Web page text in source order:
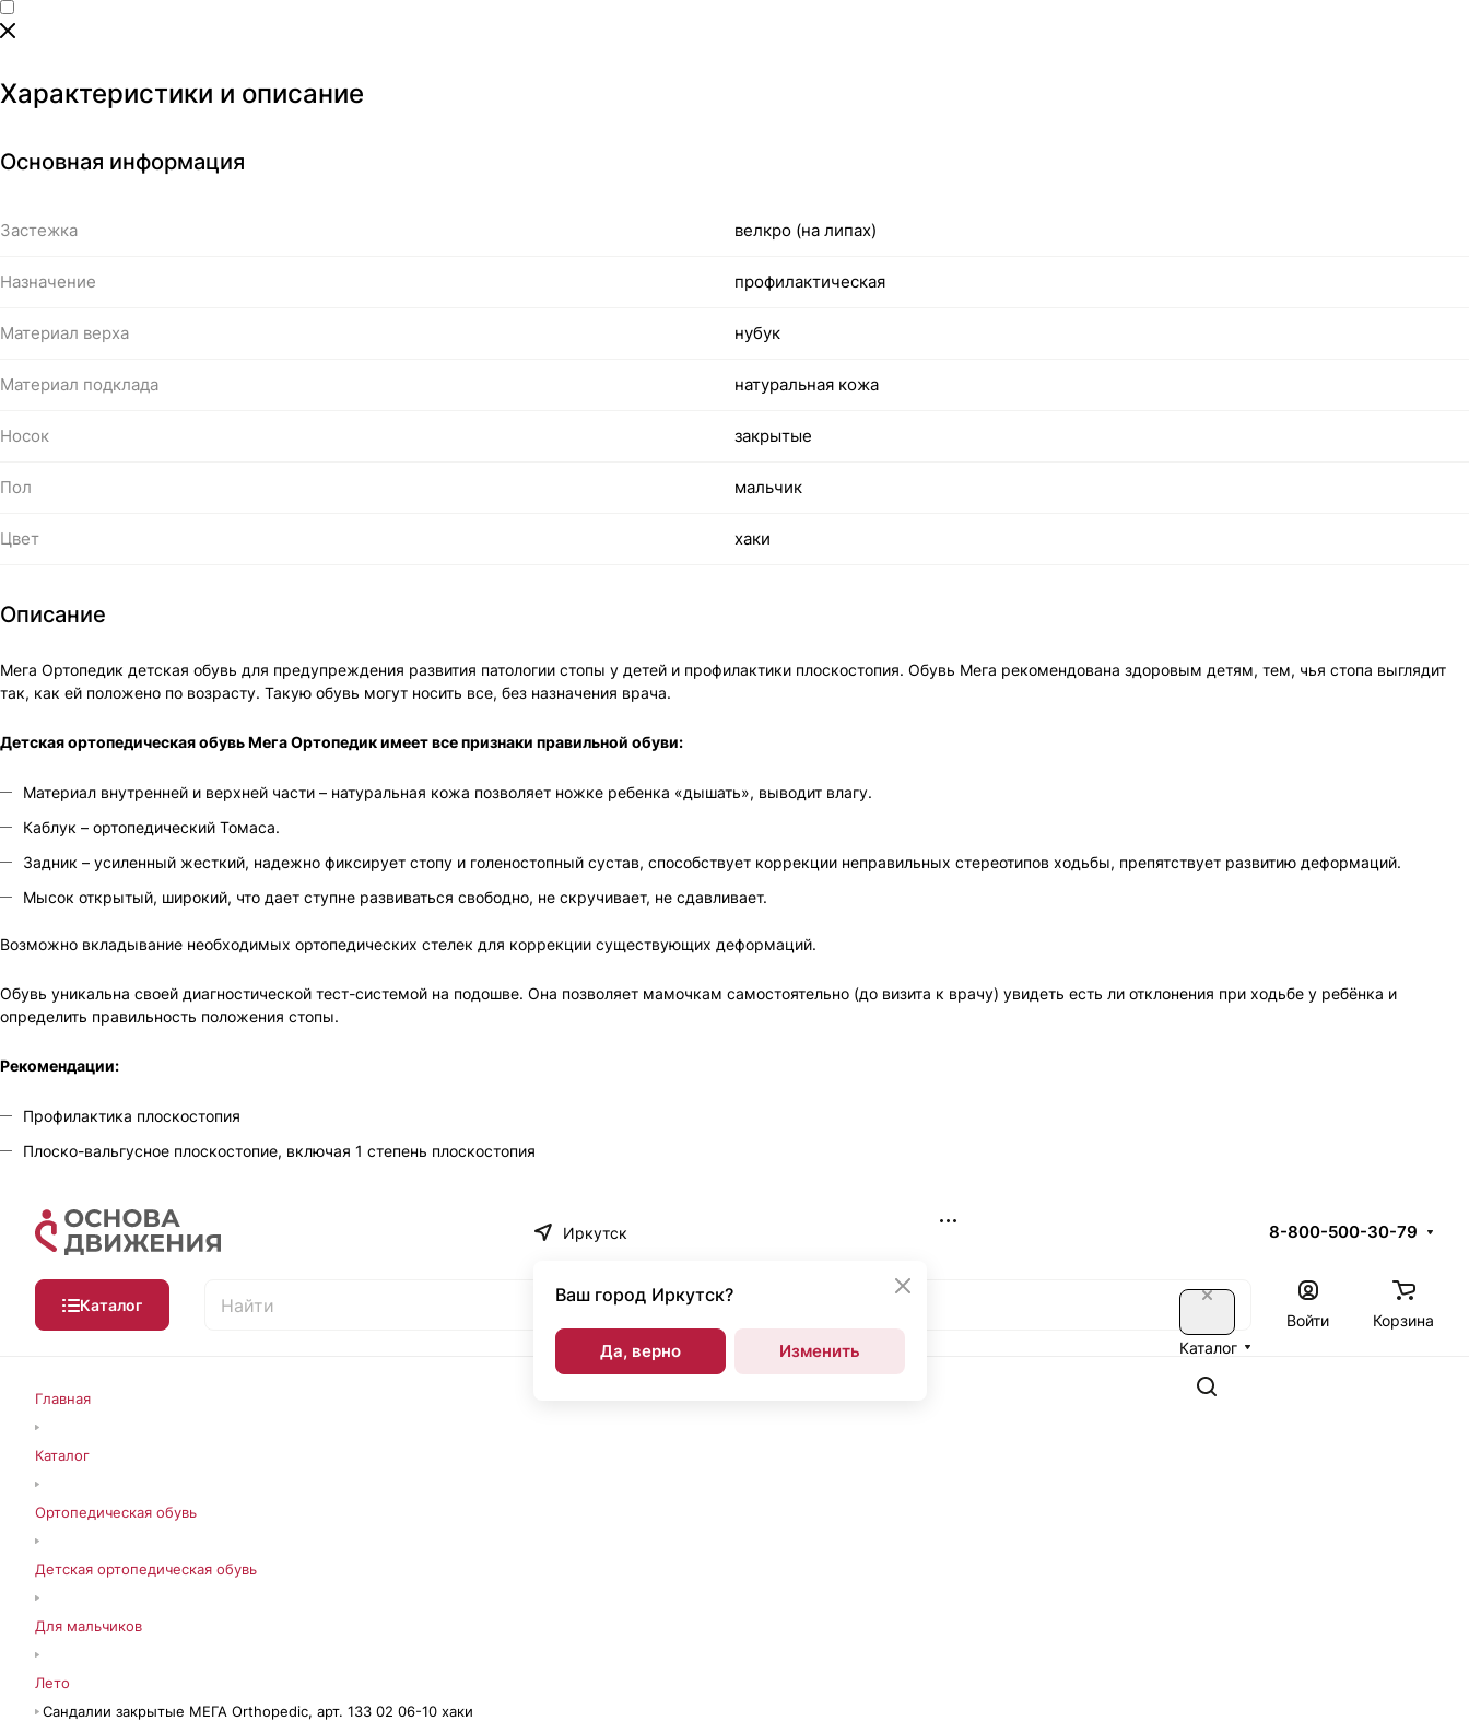
Характеристики и описание
Основная информация
Застежка велкро (на липах)
Назначение профилактическая
Материал верха нубук
Материал подклада натуральная кожа
Носок закрытые
Пол мальчик
Цвет хаки
Описание
Мега Ортопедик детская обувь для предупреждения развития патологии стопы у детей и профилактики плоскостопия. Обувь Мега рекомендована здоровым детям, тем, чья стопа выглядит
так, как ей положено по возрасту. Такую обувь могут носить все, без назначения врача.
Детская ортопедическая обувь Мега Ортопедик имеет все признаки правильной обуви:
Материал внутренней и верхней части – натуральная кожа позволяет ножке ребенка «дышать», выводит влагу.
Каблук – ортопедический Томаса.
Задник – усиленный жесткий, надежно фиксирует стопу и голеностопный сустав, способствует коррекции неправильных стереотипов ходьбы, препятствует развитию деформаций.
Мысок открытый, широкий, что дает ступне развиваться свободно, не скручивает, не сдавливает.
Возможно вкладывание необходимых ортопедических стелек для коррекции существующих деформаций.
Обувь уникальна своей диагностической тест-системой на подошве. Она позволяет мамочкам самостоятельно (до визита к врачу) увидеть есть ли отклонения при ходьбе у ребёнка и
определить правильность положения стопы.
Рекомендации:
Профилактика плоскостопия
Плоско-вальгусное плоскостопие, включая 1 степень плоскостопия
Иркутск
Ваш город Иркутск?
Да, верно Изменить
8-800-500-30-79
Каталог
Каталог
Войти Корзина
Главная
Каталог
Ортопедическая обувь
Детская ортопедическая обувь
Для мальчиков
Лето
Сандалии закрытые МЕГА Orthopedic, арт. 133 02 06-10 хаки